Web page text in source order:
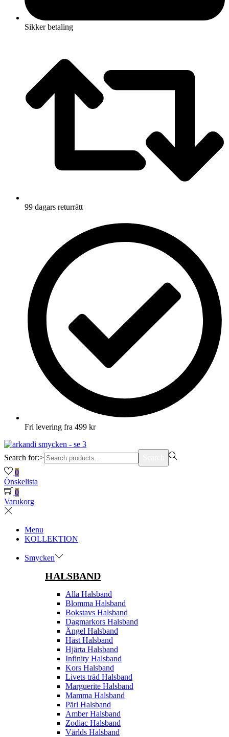
Sikker betaling
99 dagars returrätt
Fri levering fra 499 kr
Search for:>
0
Önskelista
0
Varukorg
Menu
KOLLEKTION
Smycken
HALSBAND
Alla Halsband
Blomma Halsband
Bokstavs Halsband
Dagmarkors Halsband
Ängel Halsband
Häst Halsband
Hjärta Halsband
Infinity Halsband
Kors Halsband
Livets träd Halsband
Marguerite Halsband
Mamma Halsband
Pärl Halsband
Amber Halsband
Zodiac Halsband
Världs Halsband